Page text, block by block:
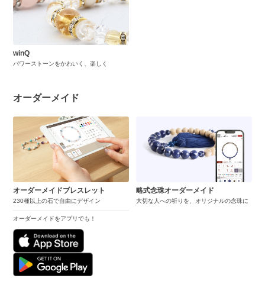
winQ
パワーストーンをかわいく、楽しく
オーダーメイド
オーダーメイドブレスレット
230種以上の石で自由にデザイン
オーダーメイドをアプリでも！
略式念珠オーダーメイド
大切な人への祈りを、オリジナルの念珠に